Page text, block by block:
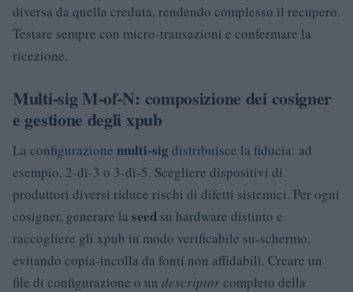
diversa da quella creduta, rendendo complesso il recupero.
Testare sempre con micro-transazioni e confermare la
ricezione.
Multi-sig M-of-N: composizione dei cosigner
e gestione degli xpub
La configurazione multi-sig distribuisce la fiducia: ad
esempio, 2-di-3 o 3-di-5. Scegliere dispositivi di
produttori diversi riduce rischi di difetti sistemici. Per ogni
cosigner, generare la seed su hardware distinto e
raccogliere gli xpub in modo verificabile su-schermo,
evitando copia-incolla da fonti non affidabili. Creare un
file di configurazione o un descriptorcompleto della